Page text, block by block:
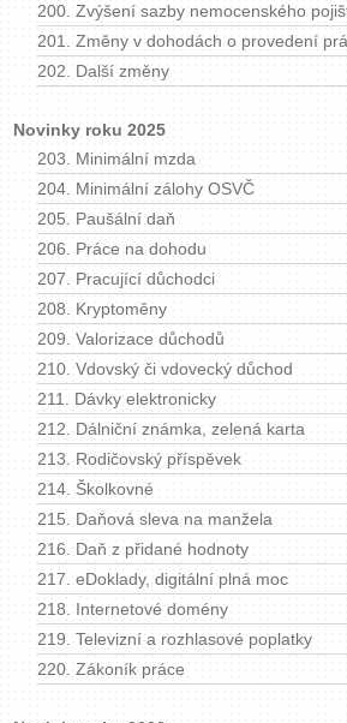
200. Zvýšení sazby nemocenského
201. Změny v dohodách o provedení
202. Další změny
Novinky roku 2025
203. Minimální mzda
204. Minimální zálohy OSVČ
205. Paušální daň
206. Práce na dohodu
207. Pracující důchodci
208. Kryptoměny
209. Valorizace důchodů
210. Vdovský či vdovecký důchod
211. Dávky elektronicky
212. Dálniční známka, zelená karta
213. Rodičovský příspěvek
214. Školkovné
215. Daňová sleva na manžela
216. Daň z přidané hodnoty
217. eDoklady, digitální plná moc
218. Internetové domény
219. Televizní a rozhlasové poplatky
220. Zákoník práce